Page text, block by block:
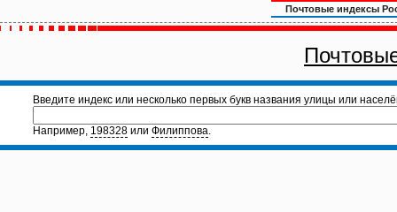
Почтовые индексы
Введите индекс или несколько первых букв названия улицы или
Например, 198328 или Филиппова.